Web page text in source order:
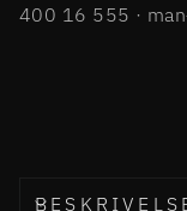
400 16 555 ·